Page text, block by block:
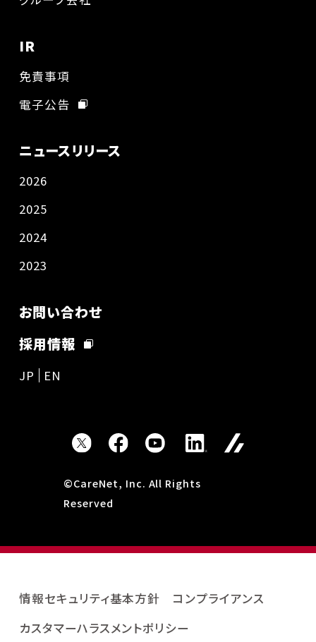
IR
免責事項
電子公告
ニュースリリース
2026
2025
2024
2023
お問い合わせ
採用情報
JP EN
©CareNet, Inc. All Rights
Reserved
情報セキュリティ基本方針
コンプライアンス
カスタマーハラスメントポリシー